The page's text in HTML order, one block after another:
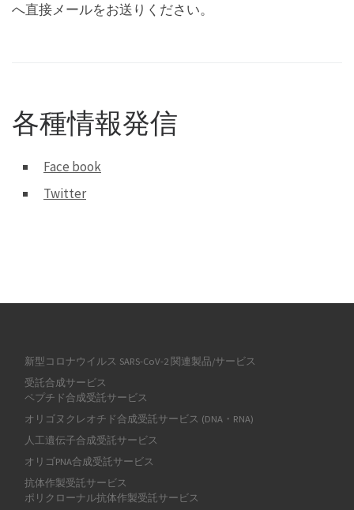
へ直接メールをお送りください。
各種情報発信
Face book
Twitter
新型コロナウイルス SARS-CoV-2 関連製品/サービス
受託合成サービス
ペプチド合成受託サービス
オリゴヌクレオチド合成受託サービス (DNA・RNA)
人工遺伝子合成受託サービス
オリゴPNA合成受託サービス
抗体作製受託サービス
ポリクローナル抗体作製受託サービス